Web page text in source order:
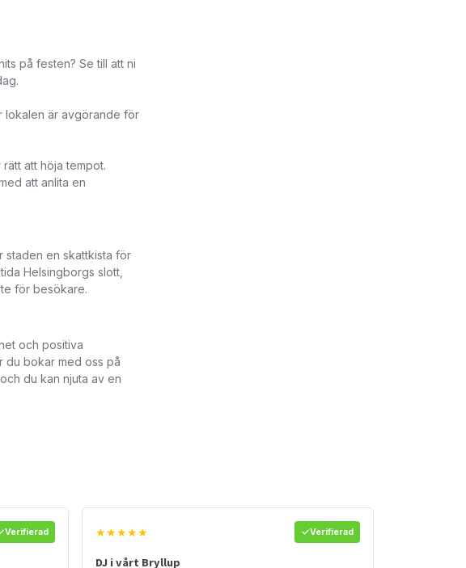
på festen? Se till att ni
lokalen är avgörande för
att höja tempot.
att anlita en
staden en skattkista för
Helsingborgs slott,
för besökare.
och positiva
du bokar med oss på
du kan njuta av en
Verifierad ★★★★★ Verifierad
DJ i vårt Bryllup